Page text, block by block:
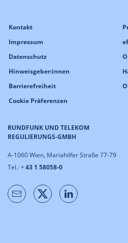
RUNDFUNK UND TELEKOM
REGULIERUNGS-GMBH
A-1060 Wien, Mariahilfer Straße 77-79
Tel.: +43 1 58058-0
Kontakt
Impressum
Datenschutz
Hinweisgeber:innen
Barrierefreiheit
Cookie Präferenzen